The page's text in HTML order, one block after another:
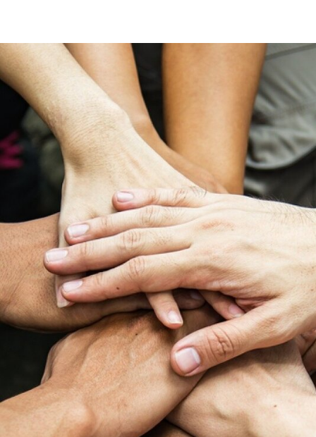
Câmara Municipal de Guimarães atribui cerca de 2